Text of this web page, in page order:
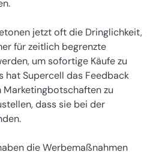
jetzt oft die Dringlichkeit,
für zeitlich begrenzte
um sofortige Käufe zu
hat Supercell das Feedback
Marketingbotschaften zu
dass sie bei der
die Werbemaßnahmen